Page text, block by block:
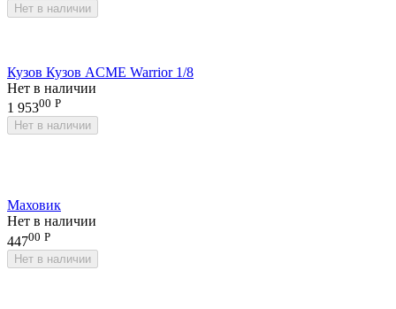
Нет в наличии
Кузов Кузов ACME Warrior 1/8
Нет в наличии
1 95300 Р
Нет в наличии
Маховик
Нет в наличии
44700 Р
Нет в наличии